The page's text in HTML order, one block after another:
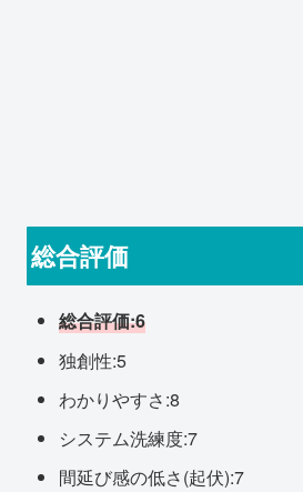
総合評価
総合評価:6
独創性:5
わかりやすさ:8
システム洗練度:7
間延び感の低さ(起伏):7